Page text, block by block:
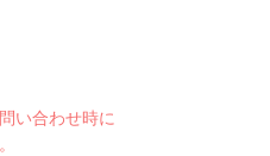
い合わせ時に